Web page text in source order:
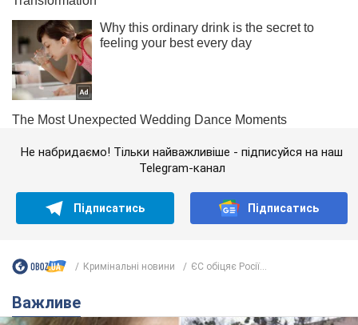
Не набридаємо! Тільки найважливіше - підписуйся на наш
Telegram-канал
Підписатись Підписатись
Кримінальні новини ЄС обіцяє Росії...
Важливе